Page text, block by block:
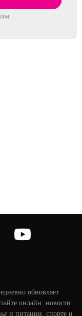
youtube
обновляет
онлайн: новости
и питании, спорте и